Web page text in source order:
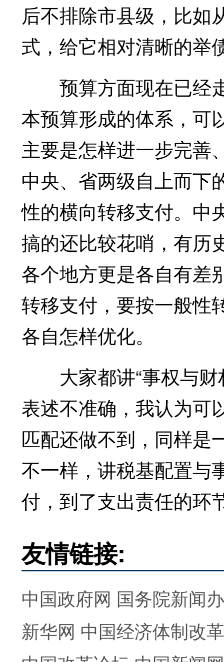
后不排除市县级，比如
式，给它相对清晰的举
预算方面现在已经
本预算形成的体系，可
主要是怎样进一步完善
中央、省两级自上而下
性的横向转移支付。中
搞的还比较花哨，有历
各个地方更是各自有差
转移支付，要按一般性
各自怎样优化。
大家都讲“事权与财
表述不准确，我认为可
匹配还做不到，同样是
不一样，讲税基配置与
付，到了支出责任的环
友情链接:
中国政府网 国务院新闻
新华网 中国经济体制改